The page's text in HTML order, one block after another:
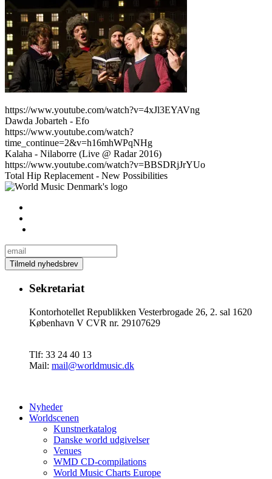
https://www.youtube.com/watch?v=4xJl3EYAVng
Dawda Jobarteh - Efo
https://www.youtube.com/watch?
time_continue=2&v=h16mhWPqNHg
Kalaha - Nilaborre (Live @ Radar 2016)
https://www.youtube.com/watch?v=BBSDRjJrYUo
Total Hip Replacement - New Possibilities
Sekretariat
Kontorhotellet Republikken Vesterbrogade 26, 2. sal 1620
København V CVR nr. 29107629
Tlf: 33 24 40 13
Mail: mail@worldmusic.dk
Nyheder
Worldscenen
Kunstnerkatalog
Danske world udgivelser
Venues
WMD CD-compilations
World Music Charts Europe